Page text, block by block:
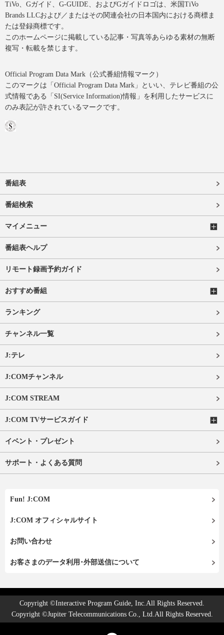
TiVo、Gガイド、G-GUIDE、およびGガイドロゴは、米国TiVo
Brands LLCおよび／またはその関連会社の日本国内における商標ま
たは登録商標です。
このホームページに掲載している記事・写真等あらゆる素材の無断
複写・転載を禁じます。
Official Program Data Mark（公式番組情報マーク）
このマークは「Official Program Data Mark」といい、テレビ番組の公
式情報である「SI(Service Information)情報」を利用したサービスに
のみ表記が許されているマークです。
番組表
番組検索
マイメニュー
番組表ヘルプ
リモート録画予約ガイド
おすすめ番組
ランキング
チャンネル一覧
J:テレ
J:COMチャンネル
J:COM STREAM
J:COM TVサービスガイド
イベント・プレゼント
サポート・よくある質問
Fun! J:COM
J:COM オフィシャルサイト
お問い合わせ
お客さまのデータ利用･外部送信について
Copyright ©Interactive Program Guide, Inc.All Rights Reserved.
Copyright ©Jupiter Telecommunications Co., Ltd.All Rights Reserved.